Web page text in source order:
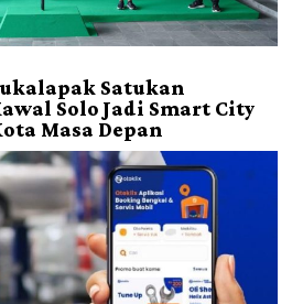
Satukan
Solo Jadi Smart City
Masa Depan